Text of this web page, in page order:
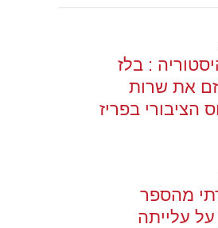
: בלז
את שרות
הציבורי בפריז
מהספר
עלייתה